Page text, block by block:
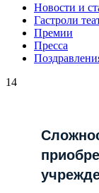
Новости и
Гастроли
Премии
Пресса
14